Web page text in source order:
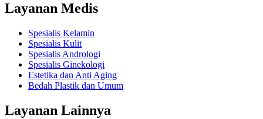
Layanan Medis
Spesialis Kelamin
Spesialis Kulit
Spesialis Andrologi
Spesialis Ginekologi
Estetika dan Anti Aging
Bedah Plastik dan Umum
Layanan Lainnya